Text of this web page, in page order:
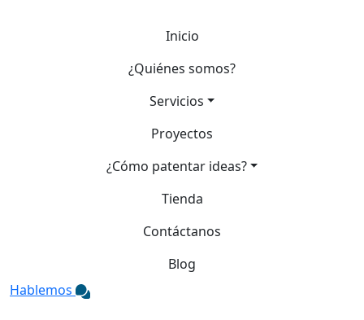
Inicio
¿Quiénes somos?
Servicios
Proyectos
¿Cómo patentar ideas?
Tienda
Contáctanos
Blog
Hablemos